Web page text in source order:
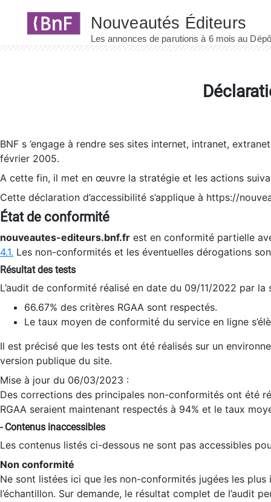
BNF s ’engage à rendre ses sites internet, intranet,
février 2005.
A cette fin, il met en œuvre la stratégie et les actions
Cette déclaration d’accessibilité s’applique à https://
État de conformité
nouveautes-editeurs.bnf.fr est en conformité partielle
4.1. Les non-conformités et les éventuelles dérogations
Résultat des tests
L’audit de conformité réalisé en date du 09/11/2022 par
66.67% des critères RGAA sont respectés.
Le taux moyen de conformité du service en ligne
Il est précisé que les tests ont été réalisés sur un
version publique du site.
Mise à jour du 06/03/2023 :
Des corrections des principales non-conformités ont été
RGAA seraient maintenant respectés à 94% et le taux
- Contenus inaccessibles
Les contenus listés ci-dessous ne sont pas accessibles
Non conformité
Ne sont listées ici que les non-conformités jugées les
l’échantillon. Sur demande, le résultat complet de l’audit